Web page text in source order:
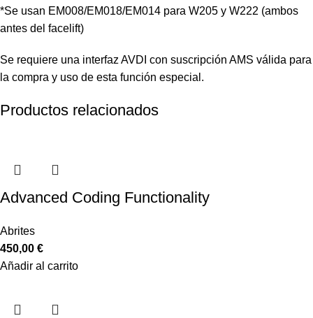
*Se usan EM008/EM018/EM014 para W205 y W222 (ambos
antes del facelift)
Se requiere una interfaz AVDI con suscripción AMS válida para
la compra y uso de esta función especial.
Productos relacionados
Advanced Coding Functionality
Abrites
450,00 €
Añadir al carrito